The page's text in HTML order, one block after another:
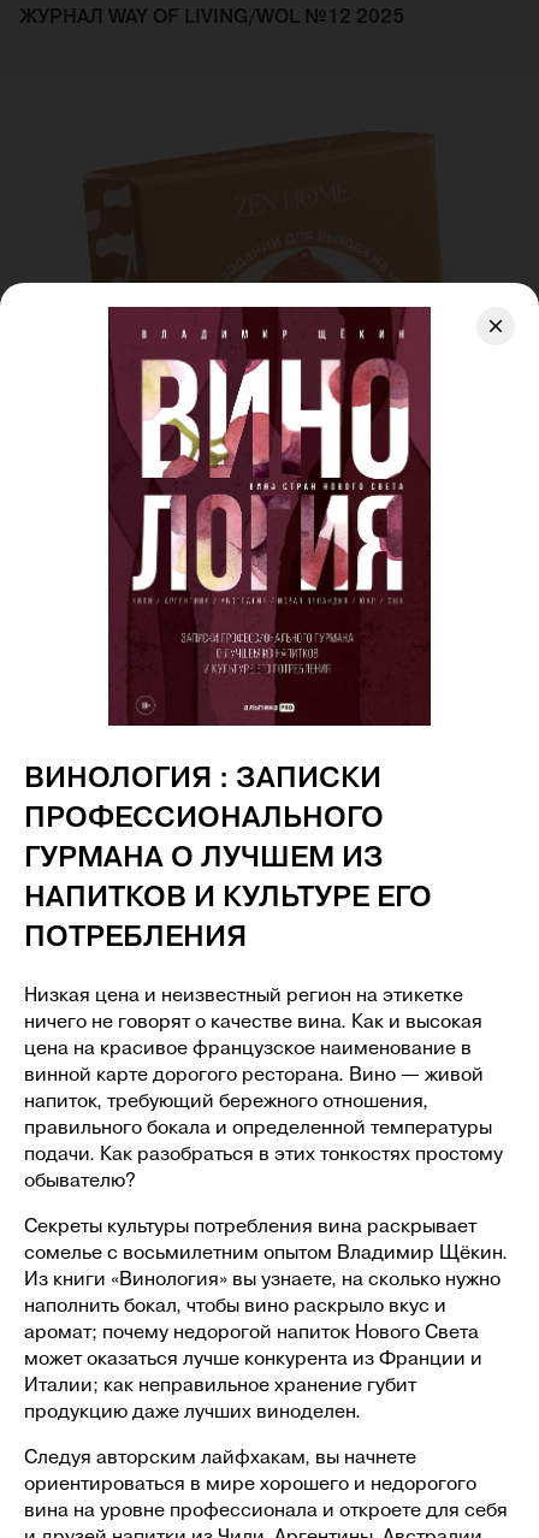
ЖУРНАЛ WAY OF LIVING/WOL №12 2025
ПОКАЗАТЬ ЕЩЕ
ВТОРОВ
АРЕНДОВАТЬ КОВОРКИНГ
ПОСМОТРЕТЬ СОБЫТИЯ
Афиша
Коворкинг
Магазин
Гастро
О центре
Правила фото и видеосъёмки
Договор оферты
ВИНОЛОГИЯ : ЗАПИСКИ
ПРОФЕССИОНАЛЬНОГО
ГУРМАНА О ЛУЧШЕМ ИЗ
НАПИТКОВ И КУЛЬТУРЕ ЕГО
ПОТРЕБЛЕНИЯ
Низкая цена и неизвестный регион на этикетке
ничего не говорят о качестве вина. Как и высокая
цена на красивое французское наименование в
винной карте дорогого ресторана. Вино — живой
напиток, требующий бережного отношения,
правильного бокала и определенной температуры
подачи. Как разобраться в этих тонкостях простому
обывателю?
Секреты культуры потребления вина раскрывает
сомелье с восьмилетним опытом Владимир Щёкин.
Из книги «Винология» вы узнаете, на сколько нужно
наполнить бокал, чтобы вино раскрыло вкус и
аромат; почему недорогой напиток Нового Света
может оказаться лучше конкурента из Франции и
Италии; как неправильное хранение губит
продукцию даже лучших виноделен.
Следуя авторским лайфхакам, вы начнете
ориентироваться в мире хорошего и недорогого
вина на уровне профессионала и откроете для себя